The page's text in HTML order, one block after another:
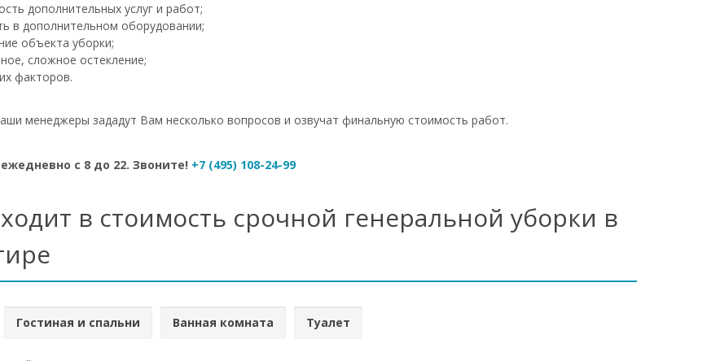
дополнительных услуг и работ;
в дополнительном оборудовании;
объекта уборки;
сложное остекление;
факторов.
менеджеры зададут Вам несколько вопросов и озвучат финальную стоимость работ.
с 8 до 22. Звоните! +7 (495) 108-24-99
в стоимость срочной генеральной уборки в
Гостиная и спальни Ванная комната Туалет